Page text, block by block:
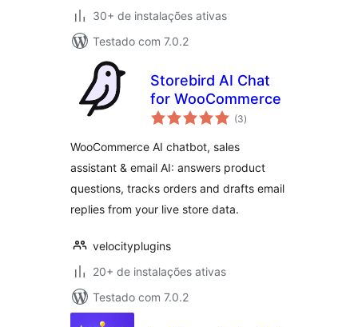
30+ de instalações ativas
Testado com 7.0.2
Storebird AI Chat
for WooCommerce
(3total
de
)
WooCommerce AI chatbot, sales
assistant & email AI: answers product
questions, tracks orders and drafts email
replies from your live store data.
velocityplugins
20+ de instalações ativas
Testado com 7.0.2